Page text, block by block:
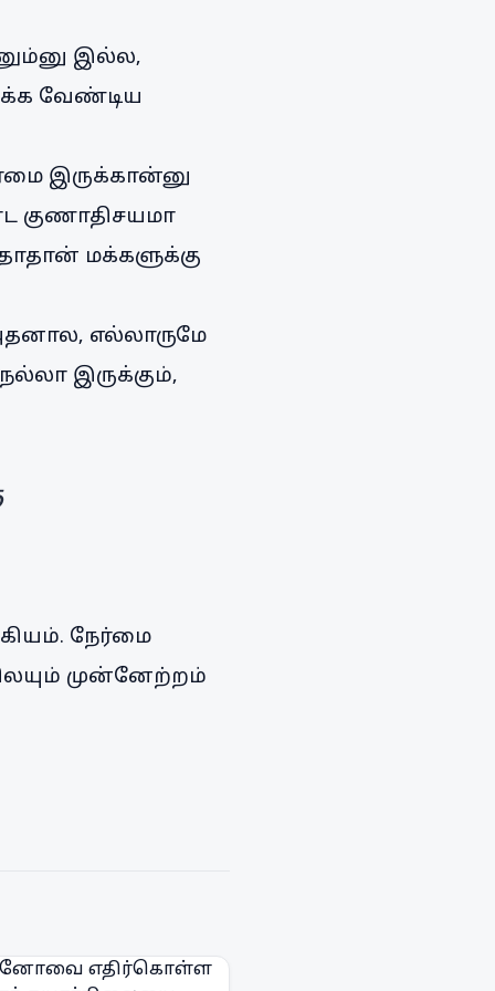
இல்ல,
வேண்டிய
இருக்கான்னு
குணாதிசயமா
மக்களுக்கு
எல்லாருமே
இருக்கும்,
நேர்மை
முன்னேற்றம்